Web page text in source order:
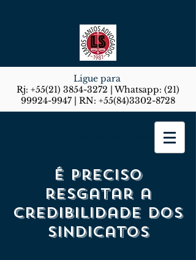
Ligue para
Rj: +55(21) 3854-3272 | Whatsapp: (21)
99924-9947 | RN: +55(84)3302-8728
É preciso
resgatar a
credibilidade dos
sindicatos